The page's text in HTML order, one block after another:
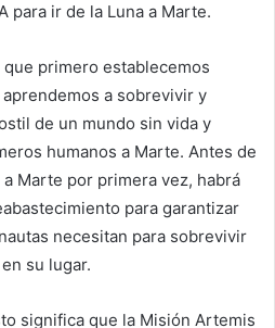
para ir de la Luna a Marte.
que primero establecemos
a sobrevivir y
de un mundo sin vida y
humanos a Marte. Antes de
Marte por primera vez, habrá
para garantizar
necesitan para sobrevivir
su lugar.
significa que la Misión Artemis